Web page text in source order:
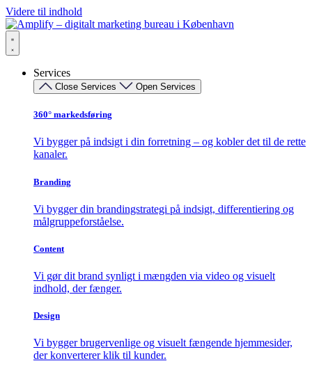
Videre til indhold
Services
Close Services Open Services
360° markedsføring​
Vi bygger på indsigt i din forretning – og kobler det til de rette
kanaler.
Branding
Vi bygger din brandingstrategi på indsigt, differentiering og
målgruppeforståelse.
Content
Vi gør dit brand synligt i mængden via video og visuelt
indhold, der fænger.
Design
Vi bygger brugervenlige og visuelt fængende hjemmesider,
der konverterer klik til kunder.